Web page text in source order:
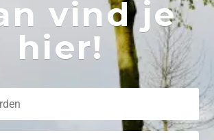
vind je
hier!